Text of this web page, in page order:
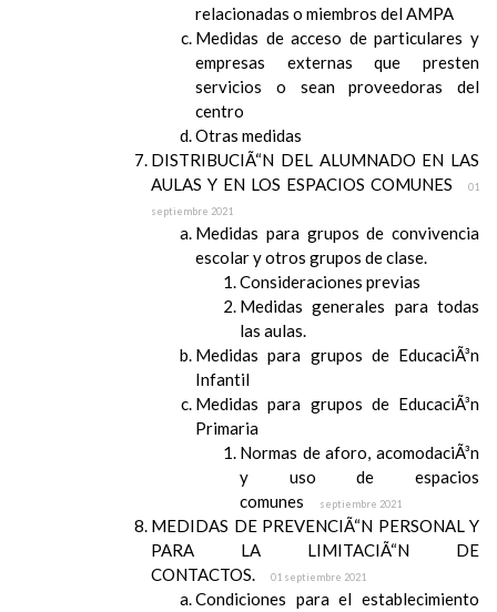
relacionadas o miembros del AMPA
Medidas de acceso de particulares y
empresas externas que presten
servicios o sean proveedoras del
centro
Otras medidas
DISTRIBUCIÃ“N DEL ALUMNADO EN LAS
AULAS Y EN LOS ESPACIOS COMUNES
01
septiembre 2021
Medidas para grupos de convivencia
escolar y otros grupos de clase.
Consideraciones previas
Medidas generales para todas
las aulas.
Medidas para grupos de EducaciÃ³n
Infantil
Medidas para grupos de EducaciÃ³n
Primaria
Normas de aforo, acomodaciÃ³n
y uso de espacios
comunes
septiembre 2021
MEDIDAS DE PREVENCIÃ“N PERSONAL Y
PARA LA LIMITACIÃ“N DE
CONTACTOS.
01 septiembre 2021
Condiciones para el establecimiento